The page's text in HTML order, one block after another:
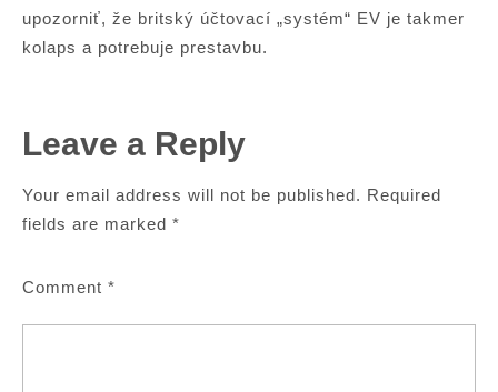
upozorniť, že britský účtovací „systém“ EV je takmer
kolaps a potrebuje prestavbu.
Leave a Reply
Your email address will not be published. Required
fields are marked *
Comment *